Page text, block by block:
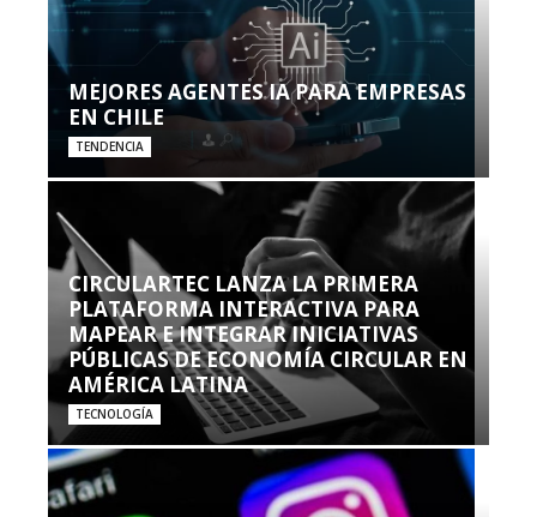
MEJORES AGENTES IA PARA EMPRESAS
EN CHILE
TENDENCIA
CIRCULARTEC LANZA LA PRIMERA
PLATAFORMA INTERACTIVA PARA
MAPEAR E INTEGRAR INICIATIVAS
PÚBLICAS DE ECONOMÍA CIRCULAR EN
AMÉRICA LATINA
TECNOLOGÍA